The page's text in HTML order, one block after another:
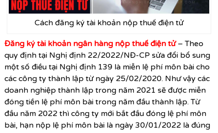
Cách đăng ký tài khoản nộp thuế điện tử
Đăng ký tài khoản ngân hàng nộp thuế điện tử–Theo
quy định tại Nghị định 22/2022/NĐ-CP sửa đổi bổ sung
một số điều tại Nghị định 139 là miễn lệ phí môn bài cho
các công ty thành lập từ ngày 25/02/2020. Như vậy các
doanh nghiệp thành lập trong năm 2021 sẽ được miễn
đóng tiền lệ phí môn bài trong năm đầu thành lập. Từ
đầu năm 2022 thì công ty mới bắt đầu đóng lệ phí môn
bài, hạn nộp lệ phí môn bài là ngày 30/01/2022 là đúng